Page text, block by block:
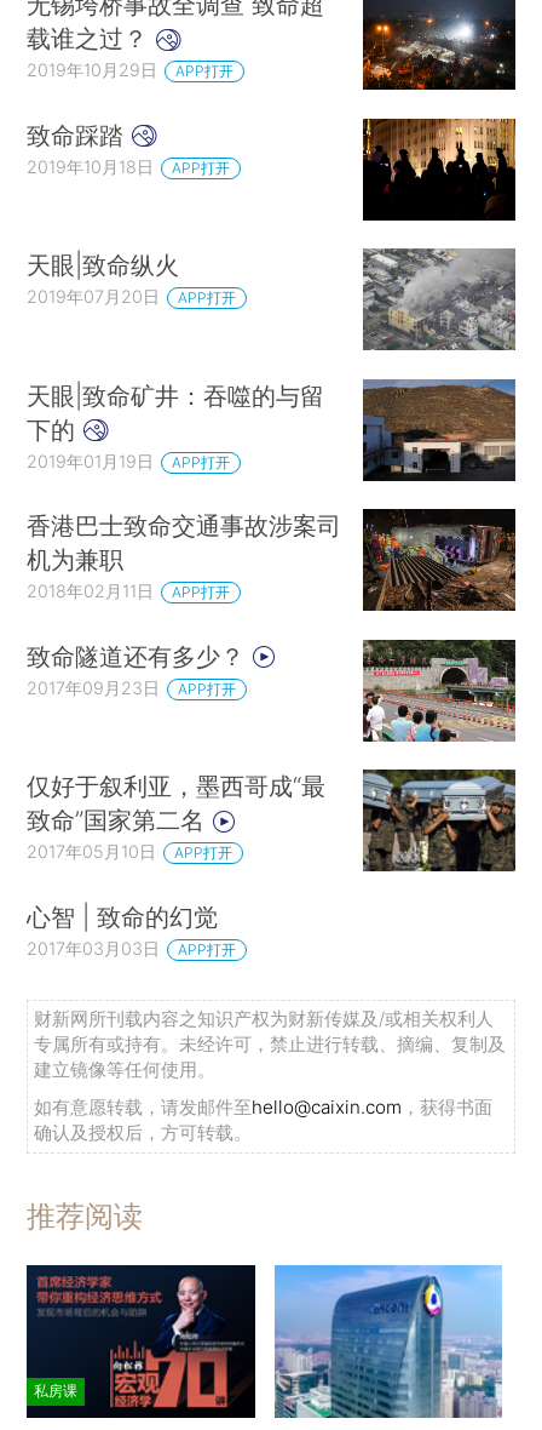
载谁之过？
2019年10月29日 APP打开
致命踩踏
2019年10月18日 APP打开
天眼|致命纵火
2019年07月20日 APP打开
天眼|致命矿井：吞噬的与留
下的
2019年01月19日 APP打开
香港巴士致命交通事故涉案司
机为兼职
2018年02月11日 APP打开
致命隧道还有多少？
2017年09月23日 APP打开
仅好于叙利亚，墨西哥成“最
致命”国家第二名
2017年05月10日 APP打开
心智 | 致命的幻觉
2017年03月03日 APP打开
财新网所刊载内容之知识产权为财新传媒及/或相关权利人
专属所有或持有。未经许可，禁止进行转载、摘编、复制及
建立镜像等任何使用。
如有意愿转载，请发邮件至hello@caixin.com ，获得书面
确认及授权后，方可转载。
推荐阅读
私房课